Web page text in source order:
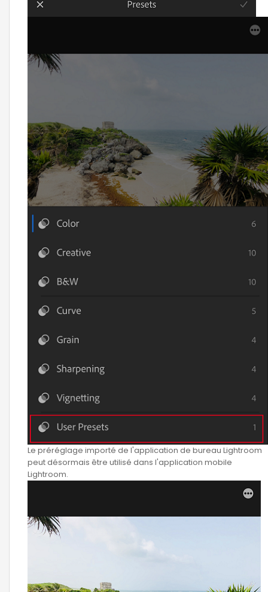
Le préréglage importé de l'application de bureau Lightroom
peut désormais être utilisé dans l'application mobile
Lightroom.